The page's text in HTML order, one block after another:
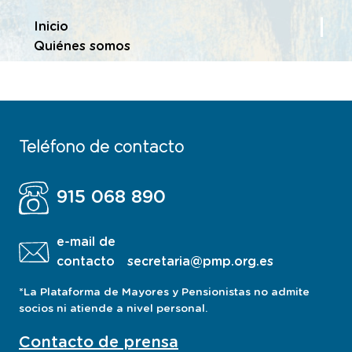
Te encuentras en
Inicio
Quiénes somos
Teléfono de contacto
915 068 890
e-mail de
contacto
secretaria@pmp.org.es
*La Plataforma de Mayores y Pensionistas no admite
socios ni atiende a nivel personal.
Contacto de prensa